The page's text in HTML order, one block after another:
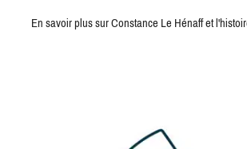
En savoir plus sur Constance Le Hénaff et